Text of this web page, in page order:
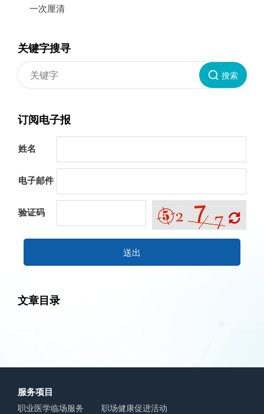
一次厘清
关键字搜寻
搜索
订阅电子报
姓名
电子邮件
验证码
送出
文章目录
服务项目
职业医学临场服务 职场健康促进活动